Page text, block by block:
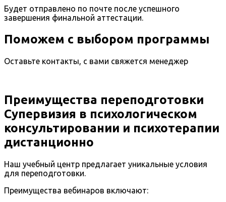
Будет отправлено по почте после успешного
завершения финальной аттестации.
Поможем с выбором программы
Оставьте контакты, с вами свяжется менеджер
Преимущества переподготовки
Супервизия в психологическом
консультировании и психотерапии
дистанционно
Наш учебный центр предлагает уникальные условия
для переподготовки.
Преимущества вебинаров включают: